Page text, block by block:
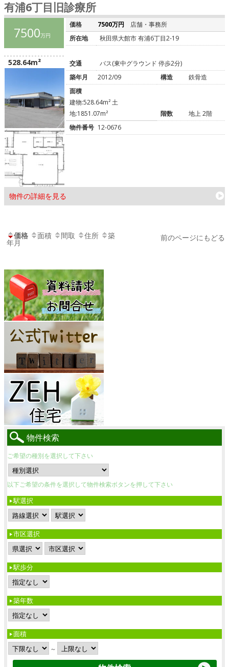
有浦6丁目旧診療所
7500万円
528.64m²
物件の詳細を見る
価格 7500万円
店舗・事務所
所在地
秋田県大館市 有浦6丁目2-19
交通
バス(東中グラウンド 停歩2分)
築年月
2012/09 構造
鉄骨造
面積
建物:528.64m² 土
地:1851.07m²
階数
地上 2階
物件番号 12-0676
価格 面積 間取 住所 築
年月
前のページにもどる
物件検索
ご希望の種別を選択して下さい
以下ご希望の条件を選択して物件検索ボタンを押して下さい
駅選択
市区選択
駅歩分
築年数
面積
～